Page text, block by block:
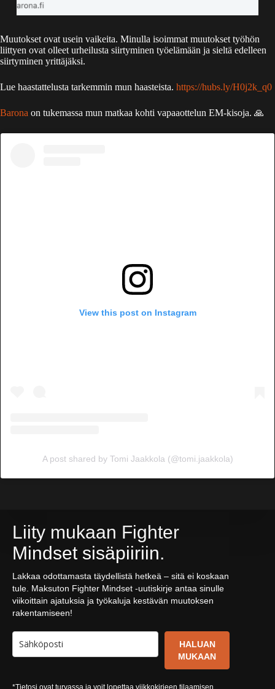
Muutokset ovat usein vaikeita. Minulla isoimmat muutokset työhön
liittyen ovat olleet urheilusta siirtyminen työelämään ja sieltä edelleen
siirtyminen yrittäjäksi.
Lue haastattelusta tarkemmin mun haasteista. https://hubs.ly/H0j2k_q0
Barona on tukemassa mun matkaa kohti vapaaottelun EM-kisoja. 🙏
View this post on Instagram
A post shared by Tomi Jaakkola (@tomi.jaakkola)
Liity mukaan Fighter
Mindset sisäpiiriin.
Lakkaa odottamasta täydellistä hetkeä – sitä ei koskaan
tule. Maksuton Fighter Mindset -uutiskirje antaa sinulle
viikoittain ajatuksia ja työkaluja kestävän muutoksen
rakentamiseen!
HALUAN
MUKAAN